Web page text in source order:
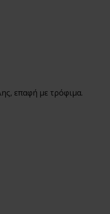
επαφή με τρόφιμα.